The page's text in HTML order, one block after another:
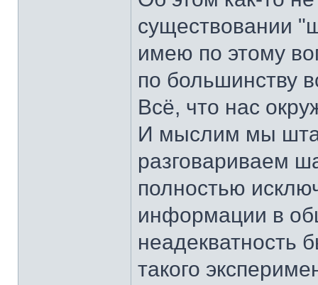
существовании
имею по этому
по большинству
Всё, что нас
И мыслим мы
разговариваем
полностью
информации в
неадекватность
такого